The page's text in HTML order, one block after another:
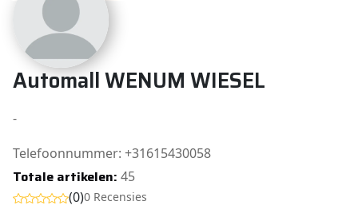
Automall WENUM WIESEL
-
Telefoonnummer: +31615430058
Totale artikelen: 45
(0)0 Recensies